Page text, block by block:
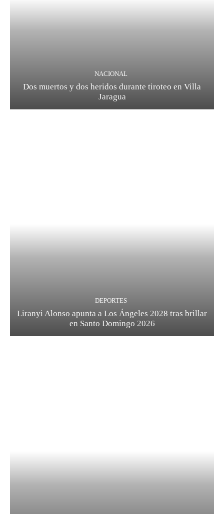
NACIONAL
Dos muertos y dos heridos durante tiroteo en Villa
Jaragua
DEPORTES
Liranyi Alonso apunta a Los Ángeles 2028 tras brillar
en Santo Domingo 2026